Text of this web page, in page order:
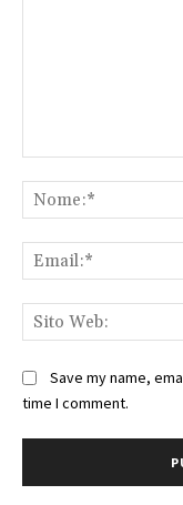
Save my name,
time I comment.